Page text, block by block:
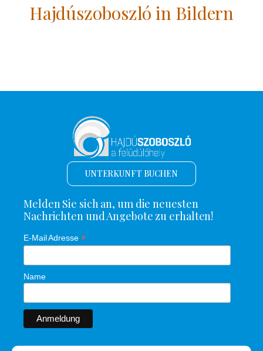
Hajdúszoboszló in Bildern
UNTERKUNFT BUCHEN
Melden Sie sich an, um die neuesten
Nachrichten und Angebote zu erhalten!
E-Mail Adresse *
Name